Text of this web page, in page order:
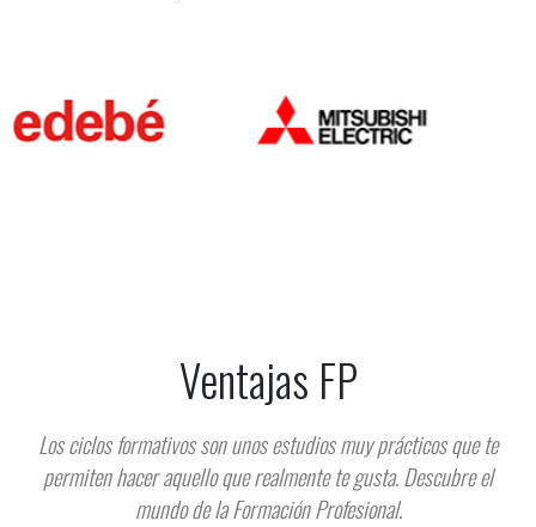
Ventajas FP
Los ciclos formativos son unos estudios muy prácticos que te
permiten hacer aquello que realmente te gusta. Descubre el
mundo de la Formación Profesional.